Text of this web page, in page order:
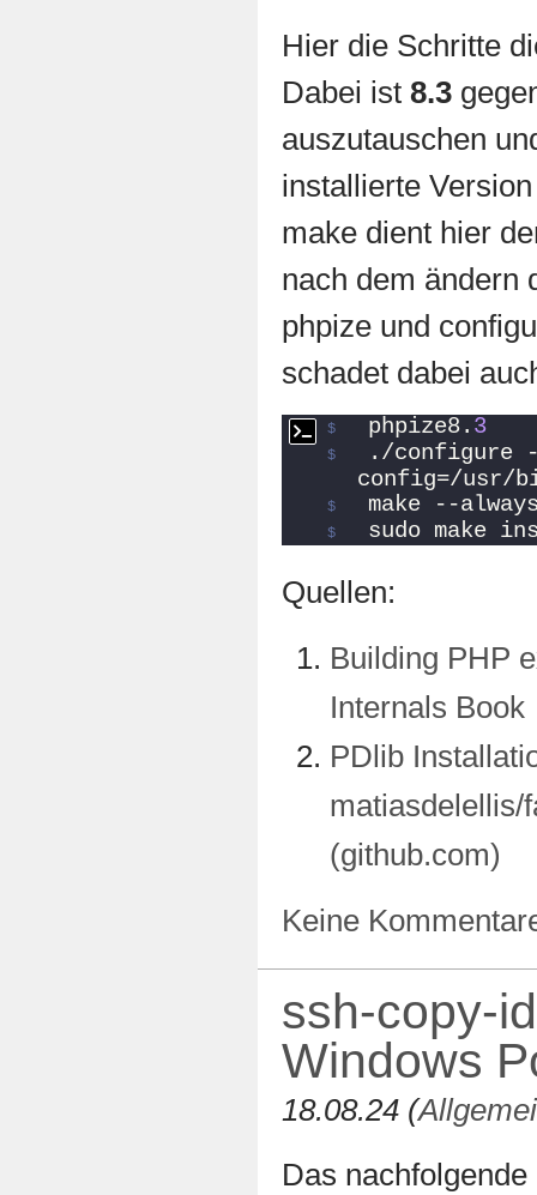
Hier die Schritte
Dabei ist 8.3
auszutauschen
installierte
make dient hier
nach dem ändern
phpize und
schadet dabei
phpize8. 3
./configure
config=/usr/
make --
sudo make
Quellen:
Building PHP
Internals Book
PDlib
matiasdelellis/
(github.com)
Keine
ssh-copy-
Windows
18.08.24 (
Das